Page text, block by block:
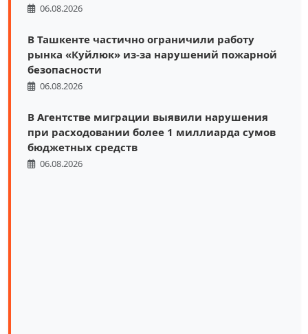
06.08.2026
В Ташкенте частично ограничили работу
рынка «Куйлюк» из-за нарушений пожарной
безопасности
06.08.2026
В Агентстве миграции выявили нарушения
при расходовании более 1 миллиарда сумов
бюджетных средств
06.08.2026